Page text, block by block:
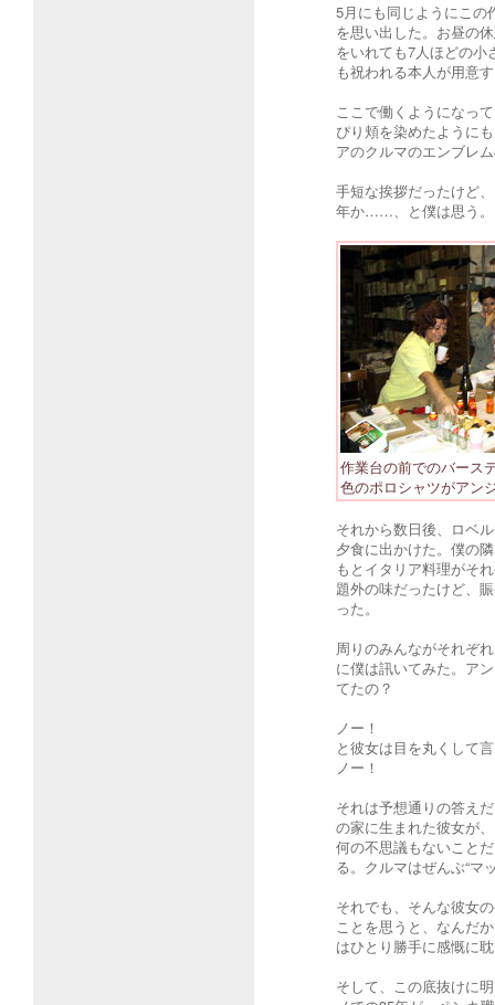
5月にも同じようにこの
を思い出した。お昼の
をいれても7人ほどの
も祝われる本人が用意
ここで働くようになっ
ぴり頬を染めたように
アのクルマのエンブレ
手短な挨拶だったけど
年か……、と僕は思う。
作業台の前でのバース
色のポロシャツがアン
それから数日後、ロベ
夕食に出かけた。僕の
もとイタリア料理がそ
題外の味だったけど、
った。
周りのみんながそれぞ
に僕は訊いてみた。ア
てたの？
ノー！
と彼女は目を丸くして
ノー！
それは予想通りの答え
の家に生まれた彼女が
何の不思議もないこと
る。クルマはぜんぶ“マ
それでも、そんな彼女
ことを思うと、なんだ
はひとり勝手に感慨に
そして、この底抜けに